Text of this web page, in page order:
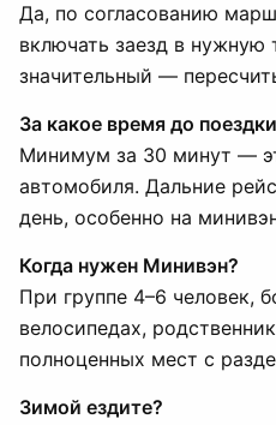
Да, по согласованию
включать заезд в нужную
значительный —
За какое время до
Минимум за 30 минут —
автомобиля. Дальние
день, особенно на
Когда нужен Минивэн?
При группе 4–6 человек,
велосипедах,
полноценных мест с
Зимой ездите?